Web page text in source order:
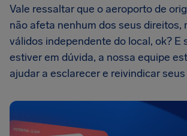
Vale ressaltar que o aeroporto de
não afeta nenhum dos seus direitos,
válidos independente do local, ok? E
estiver em dúvida, a nossa equipe
ajudar a esclarecer e reivindicar